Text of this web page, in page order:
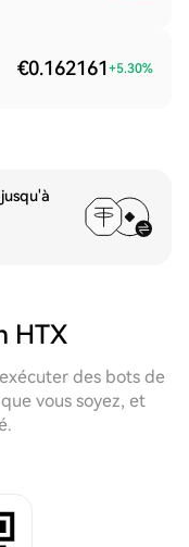
€0.162161 +5.30%
HTX
des bots de
vous soyez, et